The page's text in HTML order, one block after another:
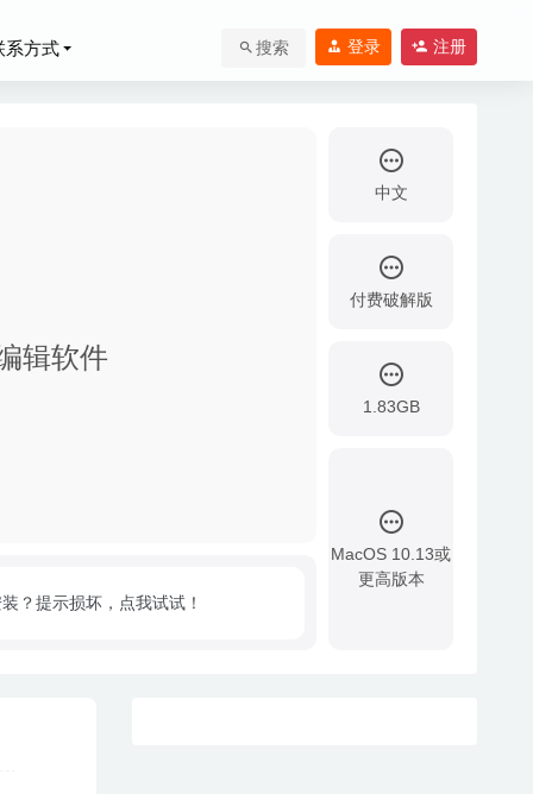
方式 搜索 登录 注册
辑软件
中文
付费破解版
1.83GB
MacOS 10.13或
更高版本
？提示损坏，点我试试！